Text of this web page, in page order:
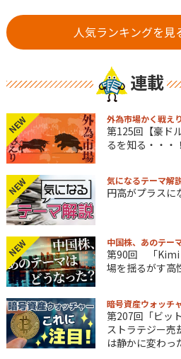
人気ランキングを見
連載
NEW 外為市場かく戦えり
第125回【豪ド
るを知る・・・
NEW 気になるテーマ解
円高がプラスに
NEW 中国株、あのテー
第90回 「Kimi
場を揺るがす高
暗号資産ウォッチ
第207回「ビッ
ストラテジー
は静かに変わっ